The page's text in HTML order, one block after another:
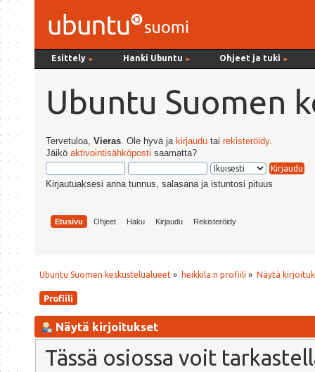
Esittely ► Hanki Ubuntu ► Ohjeet ja tuki ►
Ubuntu Suomen
Tervetuloa,Vieras . Ole hyvä ja kirjaudu tairekisteröidy.
Jäiköaktivointisähköposti saamatta?
Kirjautuaksesi anna tunnus, salasana ja istuntosi pituus
Etusivu Ohjeet Haku Kirjaudu Rekisteröidy
Ubuntu Suomen keskustelualueet » heikkila:n profiili » Näytä
Profiili
Näytä kirjoitukset
Tässä osiossa voit